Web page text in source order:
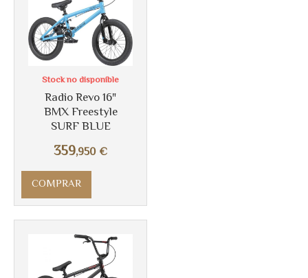
Radio Revo 16"
BMX Freestyle
SURF BLUE
359,950 €
Stock no disponible
COMPRAR
Más info